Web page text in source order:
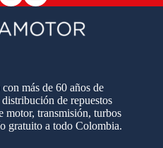
más de 60 años de
de repuestos
motor, transmisión, turbos
gratuito a todo Colombia.